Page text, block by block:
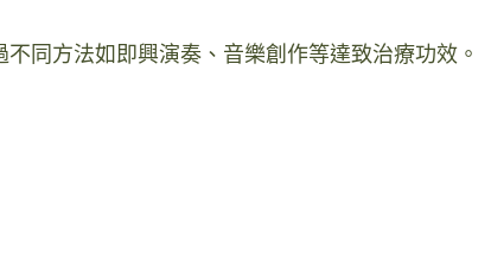
同方法如即興演奏、音樂創作等達致治療功效。